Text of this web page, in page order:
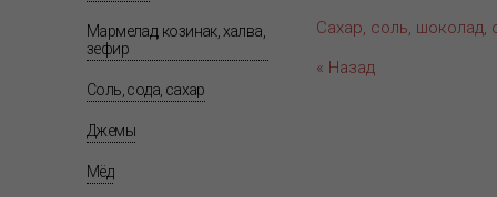
Мармелад, козинак, халва,
зефир
Соль, сода, сахар
Джемы
Мёд
Сахар, соль, шоколад,
« Назад